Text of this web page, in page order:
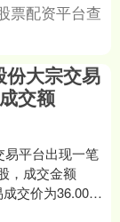
票配资平台查
份大宗交易
交额
易平台出现一笔
，成交金额
交价为36.00
8.16%。该笔交